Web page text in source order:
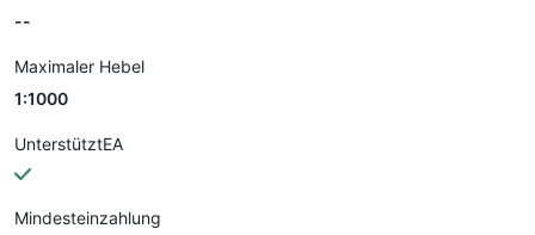
--
Maximaler Hebel
1:1000
UnterstütztEA
Mindesteinzahlung